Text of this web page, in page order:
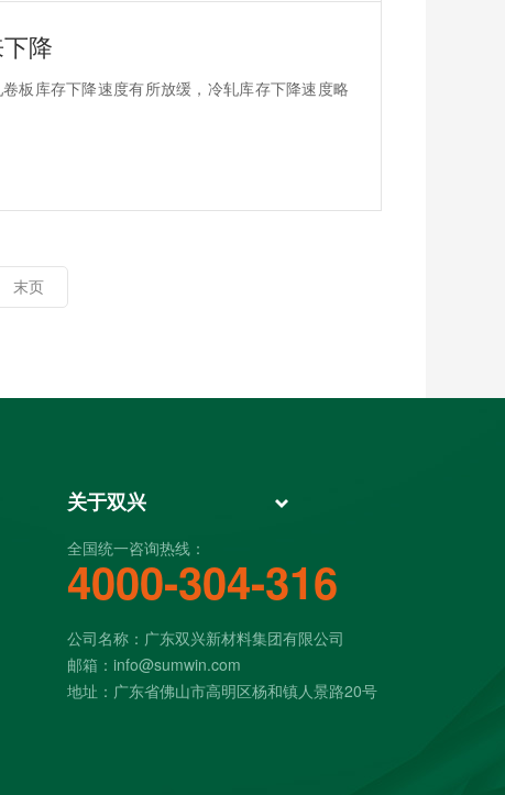
降
板库存下降速度有所放缓，冷轧库存下降速度略
末页
关于双兴
全国统一咨询热线：
4000-304-316
公司名称：广东双兴新材料集团有限公司
邮箱：info@sumwin.com
地址：广东省佛山市高明区杨和镇人景路20号